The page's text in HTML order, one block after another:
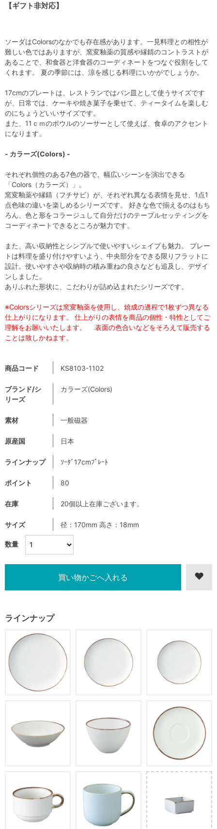
【ギフト非対応】
数量
商品コード KS8103-1102
ブランド/シ
リーズ
カラーズ(Colors)
素材 一般磁器
原産国 日本
ラインナップ ｿｰﾀﾞ17cmﾌﾟﾚｰﾄ
ポイント 80
在庫 20個以上在庫ございます。
サイズ 径：170mm 高さ：18mm
ラインナップ
ソーダはColorsのなかでも存在感があります。一見料理との相性が
難しい色ではありますが、窯変釉薬の質感や縁錆のコントラストが
あることで、和食器と洋食器のコーディネートをつなぐ役割をして
くれます。 夏の季節には、涼を感じる料理にいかがでしょうか。
17cmのプレートは、レストランではパン皿として使うサイズです
が、日常では、ケーキや焼き菓子を乗せて、ティータイムを楽しむ
のにちょうどいいサイズです。
また、11ｃｍのボウルのソーサーとして使えば、食卓のアクセント
になります。
- カラーズ(Colors) -
それぞれ個性のある7色の器で、幅広いシーンを演出できる
「Colors（カラーズ）」。
窯変釉薬や縁錆（フチサビ）が、それぞれ異なる表情を見せ、1点1
点色味の違いを楽しめるシリーズです。 好きな色で揃えるのはもち
ろん、色と形をコラージュして自分だけのテーブルセッティングを
コーディネートできるところが魅力です。
また、高い収納性とシンプルで使いやすいシェイプも魅力。 プレー
トは料理を盛り付けやすいよう、中央部分をできる限りフラットに
設計。使いやすさや収納時の積み重ねの良さなども追及し、デザイ
ンしました。
ありふれた形状に、こだわりが詰め込まれたシリーズです。
※Colorsシリーズは窯変釉薬を使用し、焼成の過程で1枚ずつ異なる
仕上がりになります。 仕上がりの表情を商品の個性・特性としてご
理解をお願いいたします。 表面の色合いなどをそろえて販売する
ことは致しかねます。